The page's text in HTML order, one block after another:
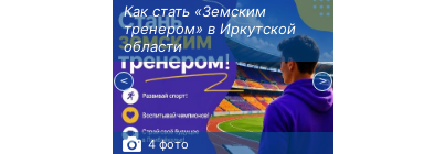
Как стать «Земским
тренером» в Иркутской
области
4 фото